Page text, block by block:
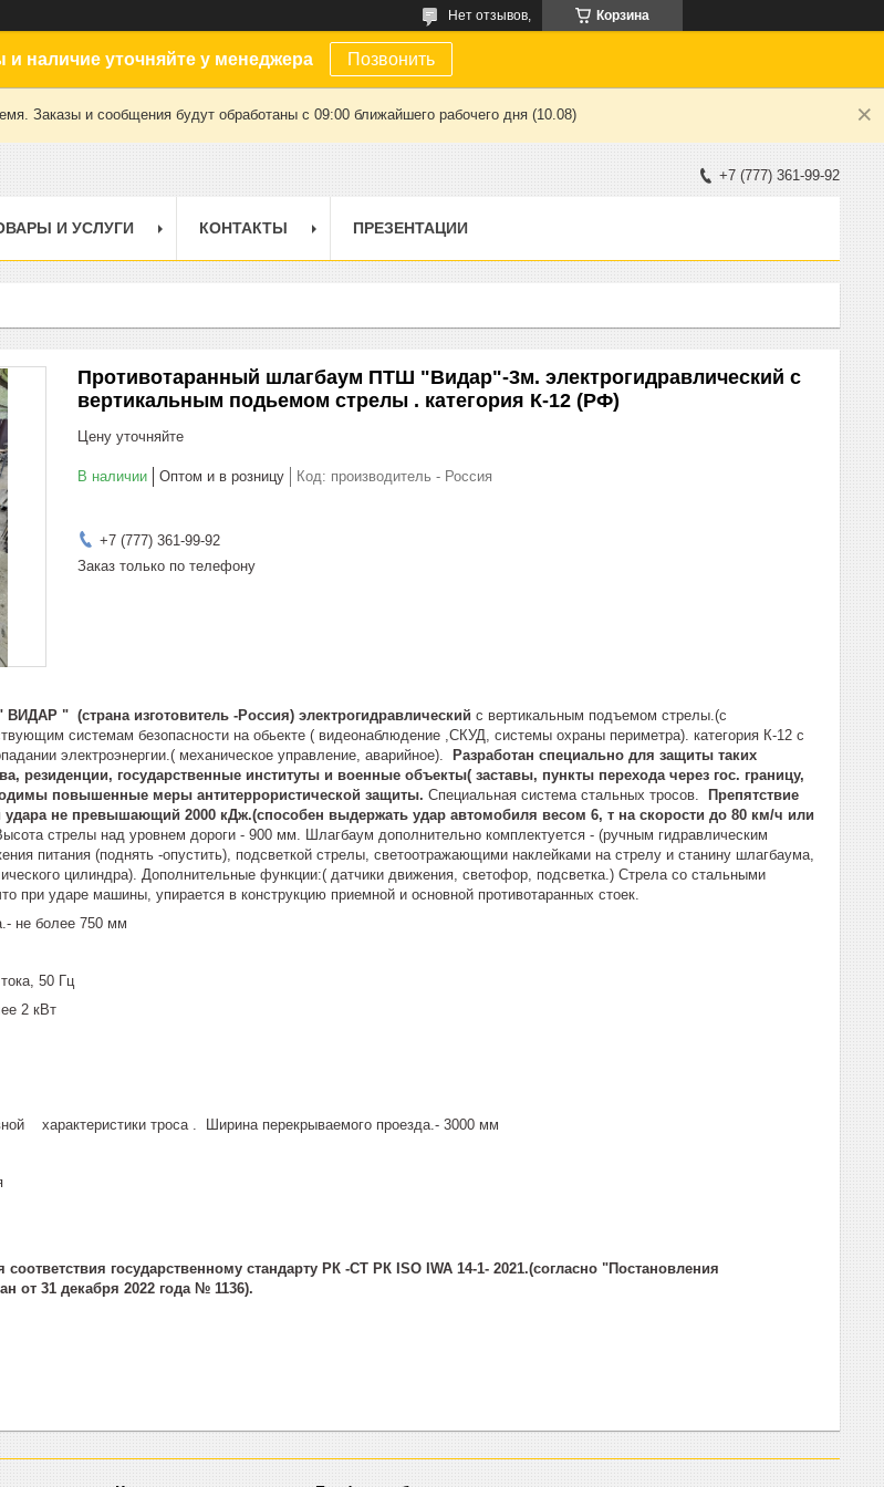
Корзина
Нет отзывов,
и наличие уточняйте у менеджера Позвонить
Заказы и сообщения будут обработаны с 09:00 ближайшего рабочего дня (10.08)
+7 (777) 361-99-92
И УСЛУГИ КОНТАКТЫ ПРЕЗЕНТАЦИИ
Противотаранный шлагбаум ПТШ "Видар"-3м. электрогидравлический с
вертикальным подьемом стрелы . категория К-12 (РФ)
Цену уточняйте
В наличии Оптом и в розницу Код: производитель - Россия
+7 (777) 361-99-92
Заказ только по телефону
" (страна изготовитель -Россия) электрогидравлический с вертикальным подъемом стрелы.(с
системам безопасности на обьекте ( видеонаблюдение ,СКУД, системы охраны периметра). категория К-12 с
электроэнергии.( механическое управление, аварийное).
Разработан специально для защиты таких
резиденции, государственные институты и военные объекты( заставы, пункты перехода через гос. границу,
повышенные меры антитеррористической защиты. Специальная система стальных тросов.
Препятствие
удара не превышающий 2000 кДж.(способен выдержать удар автомобиля весом 6, т на скорости до 80 км/ч или
стрелы над уровнем дороги - 900 мм. Шлагбаум дополнительно комплектуется - (ручным гидравлическим
питания (поднять -опустить), подсветкой стрелы, светоотражающими наклейками на стрелу и станину шлагбаума,
цилиндра). Дополнительные функции:( датчики движения, светофор, подсветка.) Стрела со стальными
при ударе машины, упирается в конструкцию приемной и основной противотаранных стоек.
не более 750 мм
50 Гц
2 кВт
характеристики троса . Ширина перекрываемого проезда.- 3000 мм
государственному стандарту РК -СТ РК ISO IWA 14-1- 2021.(согласно "Постановления
от 31 декабря 2022 года № 1136).